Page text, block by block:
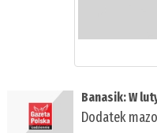
Banasik: W
Dodatek